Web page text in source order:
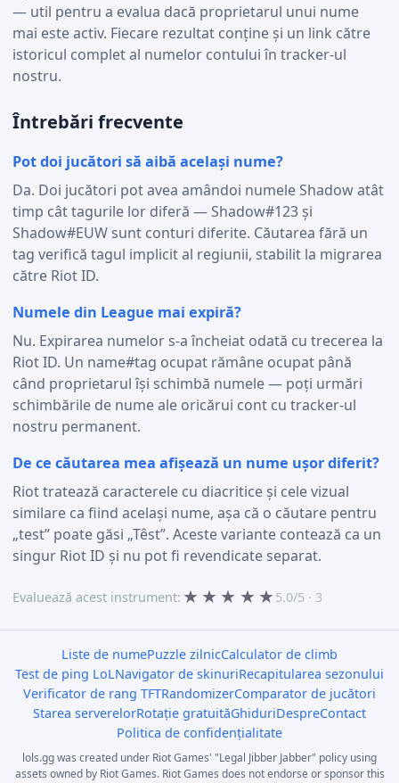
— util pentru a evalua dacă proprietarul unui nume
mai este activ. Fiecare rezultat conține și un link către
istoricul complet al numelor contului în tracker-ul
nostru.
Întrebări frecvente
Pot doi jucători să aibă același nume?
Da. Doi jucători pot avea amândoi numele Shadow atât
timp cât tagurile lor diferă — Shadow#123 și
Shadow#EUW sunt conturi diferite. Căutarea fără un
tag verifică tagul implicit al regiunii, stabilit la migrarea
către Riot ID.
Numele din League mai expiră?
Nu. Expirarea numelor s-a încheiat odată cu trecerea la
Riot ID. Un name#tag ocupat rămâne ocupat până
când proprietarul își schimbă numele — poți urmări
schimbările de nume ale oricărui cont cu tracker-ul
nostru permanent.
De ce căutarea mea afișează un nume ușor diferit?
Riot tratează caracterele cu diacritice și cele vizual
similare ca fiind același nume, așa că o căutare pentru
„test” poate găsi „Têst”. Aceste variante contează ca un
singur Riot ID și nu pot fi revendicate separat.
Evaluează acest instrument: ★ ★ ★ ★ ★ 5.0/5 · 3
Liste de numePuzzle zilnicCalculator de climb
Test de ping LoLNavigator de skinuriRecapitularea sezonului
Verificator de rang TFTRandomizerComparator de jucători
Starea serverelorRotație gratuităGhiduriDespreContact
Politica de confidențialitate
lols.gg was created under Riot Games' "Legal Jibber Jabber" policy using
assets owned by Riot Games. Riot Games does not endorse or sponsor this